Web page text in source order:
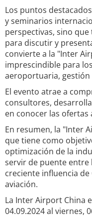
Los puntos
y seminarios
perspectivas, sino
para discutir y
convierte a la "Inter
imprescindible para
aeroportuaria, gestión
El evento atrae a
consultores,
en conocer las ofertas
En resumen, la "Inter
que tiene como
optimización de la
servir de puente entre
creciente influencia
aviación.
La Inter Airport China
04.09.2024 al viernes,